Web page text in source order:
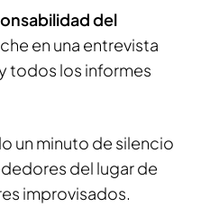
del
en una entrevista
todos los informes
un minuto de silencio
del lugar de
improvisados.